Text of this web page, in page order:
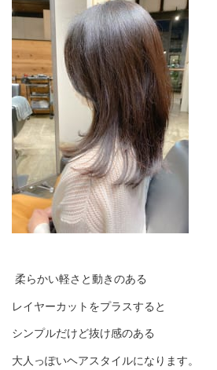
柔らかい軽さと動きのある
レイヤーカットをプラスすると
シンプルだけど抜け感のある
大人っぽいヘアスタイルになります。